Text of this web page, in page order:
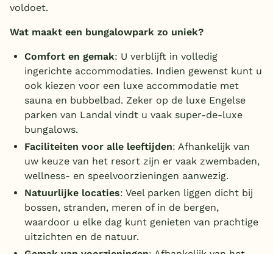
voldoet.
Wat maakt een bungalowpark zo uniek?
Comfort en gemak: U verblijft in volledig
ingerichte accommodaties. Indien gewenst kunt u
ook kiezen voor een luxe accommodatie met
sauna en bubbelbad. Zeker op de luxe Engelse
parken van Landal vindt u vaak super-de-luxe
bungalows.
Faciliteiten voor alle leeftijden: Afhankelijk van
uw keuze van het resort zijn er vaak zwembaden,
wellness- en speelvoorzieningen aanwezig.
Natuurlijke locaties: Veel parken liggen dicht bij
bossen, stranden, meren of in de bergen,
waardoor u elke dag kunt genieten van prachtige
uitzichten en de natuur.